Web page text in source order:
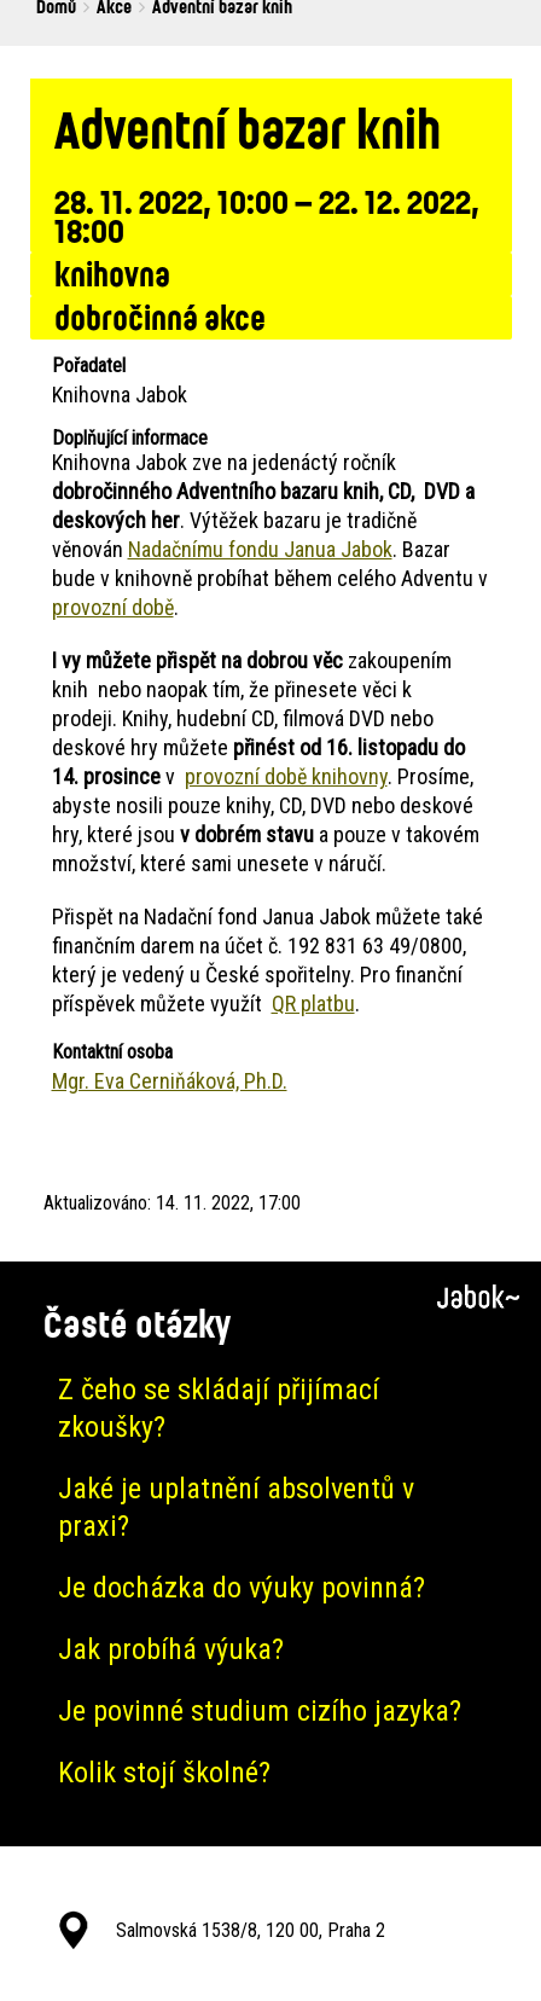
Breadcrumbs
You
Domů Akce Adventní bazar knih
Adventní bazar knih
28. 11. 2022, 10:00 – 22. 12. 2022,
18:00
knihovna
dobročinná akce
Pořadatel
Knihovna Jabok
Doplňující informace
Knihovna Jabok zve na jedenáctý ročník
dobročinného Adventního bazaru knih, CD, DVD a
deskových her. Výtěžek bazaru je tradičně
věnován Nadačnímu fondu Janua Jabok. Bazar
bude v knihovně probíhat během celého Adventu v
provozní době.
I vy můžete přispět na dobrou věczakoupením
knih nebo naopak tím, že přinesete věci k
prodeji. Knihy, hudební CD, filmová DVD nebo
deskové hry můžete přinést od 16. listopadu do
14. prosincev provozní době knihovny. Prosíme,
abyste nosili pouze knihy, CD, DVD nebo deskové
hry, které jsou v dobrém stavu a pouze v takovém
množství, které sami unesete v náručí.
Přispět na Nadační fond Janua Jabok můžete také
finančním darem na účet č. 192 831 63 49/0800,
který je vedený u České spořitelny. Pro finanční
příspěvek můžete využít QR platbu.
Kontaktní osoba
Mgr. Eva Cerniňáková, Ph.D.
Aktualizováno: 14. 11. 2022, 17:00
Časté otázky
Z čeho se skládají přijímací
zkoušky?
Jaké je uplatnění absolventů v
praxi?
Je docházka do výuky povinná?
Jak probíhá výuka?
Je povinné studium cizího jazyka?
Kolik stojí školné?
Salmovská 1538/8, 120 00, Praha 2